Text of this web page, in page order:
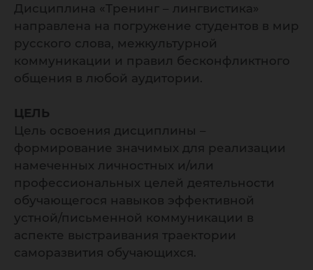
Дисциплина «Тренинг – лингвистика»
направлена на погружение студентов в мир
русского слова, межкультурной
коммуникации и правил бесконфликтного
общения в любой аудитории.
ЦЕЛЬ
Цель освоения дисциплины –
формирование значимых для реализации
намеченных личностных и/или
профессиональных целей деятельности
обучающегося навыков эффективной
устной/письменной коммуникации в
аспекте выстраивания траектории
саморазвития обучающихся.